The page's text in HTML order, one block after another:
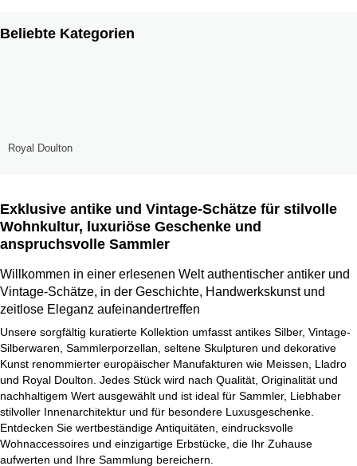
Beliebte Kategorien
Royal Doulton
Exklusive antike und Vintage-Schätze für stilvolle
Wohnkultur, luxuriöse Geschenke und
anspruchsvolle Sammler
Willkommen in einer erlesenen Welt authentischer antiker und
Vintage-Schätze, in der Geschichte, Handwerkskunst und
zeitlose Eleganz aufeinandertreffen
Unsere sorgfältig kuratierte Kollektion umfasst antikes Silber, Vintage-
Silberwaren, Sammlerporzellan, seltene Skulpturen und dekorative
Kunst renommierter europäischer Manufakturen wie Meissen, Lladro
und Royal Doulton. Jedes Stück wird nach Qualität, Originalität und
nachhaltigem Wert ausgewählt und ist ideal für Sammler, Liebhaber
stilvoller Innenarchitektur und für besondere Luxusgeschenke.
Entdecken Sie wertbeständige Antiquitäten, eindrucksvolle
Wohnaccessoires und einzigartige Erbstücke, die Ihr Zuhause
aufwerten und Ihre Sammlung bereichern.